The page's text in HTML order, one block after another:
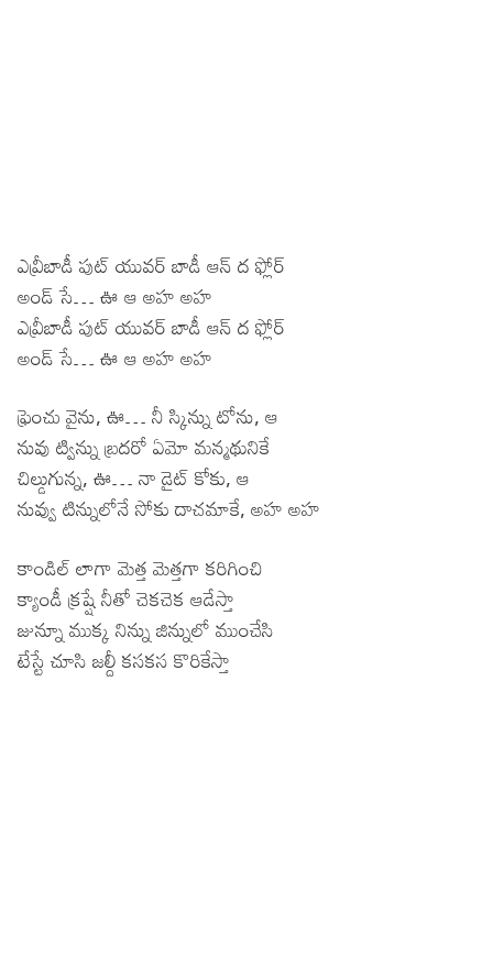
ఎవ్రీబాడీ పుట్ యువర్ బాడీ ఆన్ ద ఫ్లోర్
అండ్ సే… ఊ ఆ అహ అహ
ఎవ్రీబాడీ పుట్ యువర్ బాడీ ఆన్ ద ఫ్లోర్
అండ్ సే… ఊ ఆ అహ అహ
ఫ్రెంచు వైను, ఊ… నీ స్కిన్ను టోను, ఆ
నువు ట్విన్ను బ్రదరో ఏమో మన్మథునికే
చిల్డుగున్న, ఊ… నా డైట్ కోకు, ఆ
నువ్వు టిన్నులోనే సోకు దాచమాకే, అహ అహ
కాండిల్ లాగా మెత్త మెత్తగా కరిగించి
క్యాండీ క్రష్షే నీతో చెకచెక ఆడేస్తా
జున్నూ ముక్క నిన్ను జిన్నులో ముంచేసి
టేస్టే చూసి జల్దీ కసకస కొరికేస్తా